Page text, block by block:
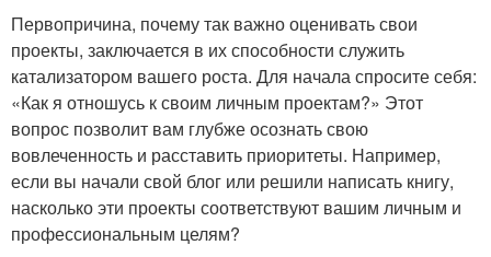
Первопричина, почему так важно оценивать свои
проекты, заключается в их способности служить
катализатором вашего роста. Для начала спросите себя:
«Как я отношусь к своим личным проектам?» Этот
вопрос позволит вам глубже осознать свою
вовлеченность и расставить приоритеты. Например,
если вы начали свой блог или решили написать книгу,
насколько эти проекты соответствуют вашим личным и
профессиональным целям?